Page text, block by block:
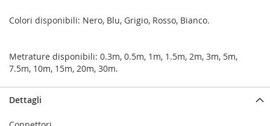
Colori disponibili: Nero, Blu, Grigio, Rosso, Bianco.
Metrature disponibili: 0.3m, 0.5m, 1m, 1.5m, 2m, 3m, 5m,
7.5m, 10m, 15m, 20m, 30m.
Dettagli